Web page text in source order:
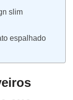
slim
espalhado